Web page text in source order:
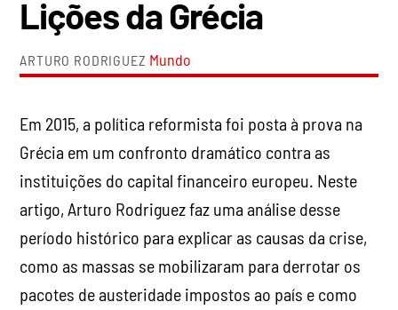
Lições da Grécia
ARTURO RODRIGUEZ Mundo
Em 2015, a política reformista foi posta à prova na
Grécia em um confronto dramático contra as
instituições do capital financeiro europeu. Neste
artigo, Arturo Rodriguez faz uma análise desse
período histórico para explicar as causas da crise,
como as massas se mobilizaram para derrotar os
pacotes de austeridade impostos ao país e como